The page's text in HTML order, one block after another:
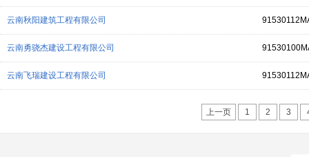
云南秋阳建筑工程有限公司
云南勇骁杰建设工程有限公司
云南飞瑞建设工程有限公司
上一页 1 2 3